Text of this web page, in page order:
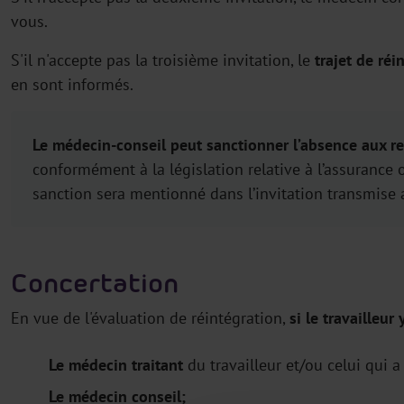
vous.
S'il n'accepte pas la troisième invitation, le trajet de
en sont informés.
Le médecin-conseil peut sanctionner l’absence aux
conformément à la législation relative à
sanction sera mentionné dans l’invitation transmise
Concertation
En vue de l'évaluation de réintégration, si le travailleur
Le médecin traitant du travailleur et/ou celui qui
Le médecin conseil;